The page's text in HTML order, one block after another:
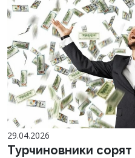
29.04.2026
Турчиновники